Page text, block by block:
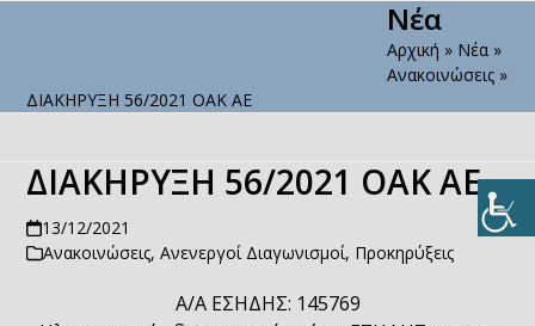
menu
menu
Νέα
Αρχική » Νέα»
Ανακοινώσεις»
ΔΙΑΚΗΡΥΞΗ 56/2021 ΟΑΚ ΑΕ
ΔΙΑΚΗΡΥΞΗ 56/2021 ΟΑΚ ΑΕ
13/12/2021
Ανακοινώσεις,Ανενεργοί Διαγωνισμοί, Προκηρύξεις
Α/Α ΕΣΗΔΗΣ: 145769